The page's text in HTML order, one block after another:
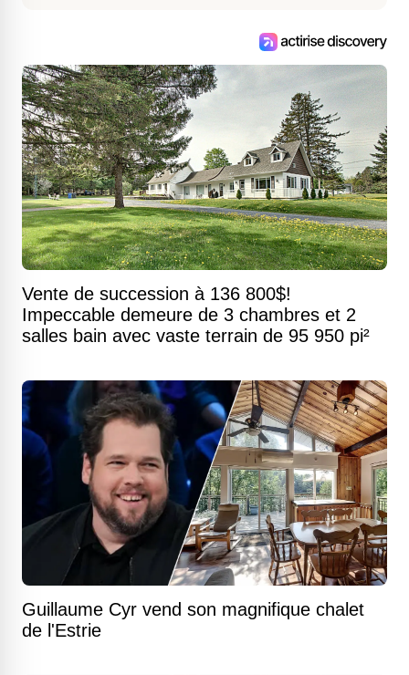
Vente de succession à 136 800$!
Impeccable demeure de 3 chambres et 2
salles bain avec vaste terrain de 95 950 pi²
Guillaume Cyr vend son magnifique chalet
de l'Estrie